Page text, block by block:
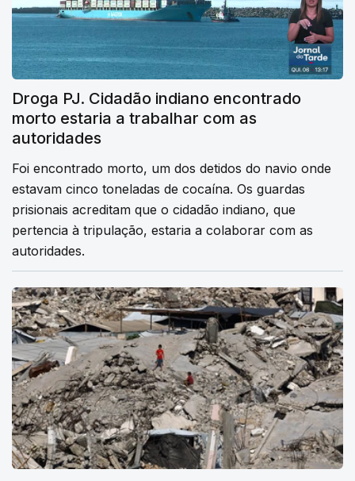
Droga PJ. Cidadão indiano encontrado
morto estaria a trabalhar com as
autoridades
Foi encontrado morto, um dos detidos do navio onde
estavam cinco toneladas de cocaína. Os guardas
prisionais acreditam que o cidadão indiano, que
pertencia à tripulação, estaria a colaborar com as
autoridades.